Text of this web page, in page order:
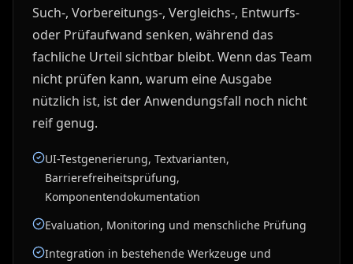
Such-, Vorbereitungs-, Vergleichs-, Entwurfs-
oder Prüfaufwand senken, während das
fachliche Urteil sichtbar bleibt. Wenn das Team
nicht prüfen kann, warum eine Ausgabe
nützlich ist, ist der Anwendungsfall noch nicht
reif genug.
UI-Testgenerierung, Textvarianten,
Barrierefreiheitsprüfung,
Komponentendokumentation
Evaluation, Monitoring und menschliche Prüfung
Integration in bestehende Werkzeuge und